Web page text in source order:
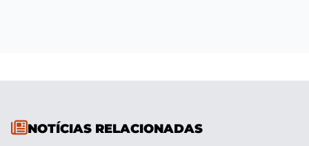
NOTÍCIAS RELACIONADAS